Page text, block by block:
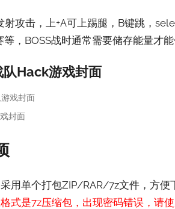
射攻击，上+A可上踢腿，B键跳，
等，BOSS战时通常需要储存能量才
队Hack游戏封面
封面
用单个打包ZIP/RAR/7z文件，方便
式是7z压缩包，出现密码错误，请